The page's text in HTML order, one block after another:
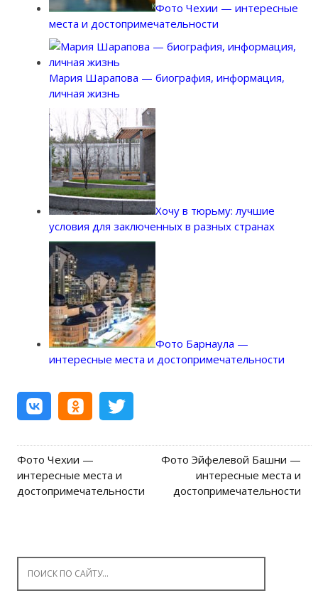
Фото Чехии — интересные
места и достопримечательности
Мария Шарапова — биография, информация,
личная жизнь
Хочу в тюрьму: лучшие
условия для заключенных в разных странах
Фото Барнаула —
интересные места и достопримечательности
Post navigation
Фото Чехии —
интересные места и
достопримечательности
Фото Эйфелевой Башни —
интересные места и
достопримечательности